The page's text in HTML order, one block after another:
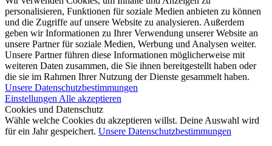
personalisieren, Funktionen für soziale Medien anbieten zu können
und die Zugriffe auf unsere Website zu analysieren. Außerdem
geben wir Informationen zu Ihrer Verwendung unserer Website an
unsere Partner für soziale Medien, Werbung und Analysen weiter.
Unsere Partner führen diese Informationen möglicherweise mit
weiteren Daten zusammen, die Sie ihnen bereitgestellt haben oder
die sie im Rahmen Ihrer Nutzung der Dienste gesammelt haben.
Unsere Datenschutzbestimmungen
Einstellungen Alle akzeptieren
Cookies und Datenschutz
Wähle welche Cookies du akzeptieren willst. Deine Auswahl wird
für ein Jahr gespeichert. Unsere Datenschutzbestimmungen